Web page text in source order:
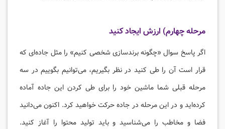
مرحله چهارم) ارزش ایجاد کنید
اگر پاسخ سوال «چگونه برندسازی شخصی کنیم» را مثل جاده‌ای که
قرار است آن را طی کنید در نظر بگیریم، می‌توانیم بگوییم در سه
مرحله قبلی شما ماشین خود را برای طی کردن این جاده آماده
کرده‌اید و در این مرحله در جاده حرکت خواهید کرد. اکنون می‌دانید
فضا و مخاطب را می‌شناسید و باید تولید محتوا را آغاز کنید.